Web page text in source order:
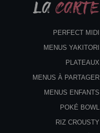
LA CARTE
PERFECT MIDI
MENUS YAKITORI
PLATEAUX
MENUS À PARTAGER
MENUS ENFANTS
POKÉ BOWL
RIZ CROUSTY